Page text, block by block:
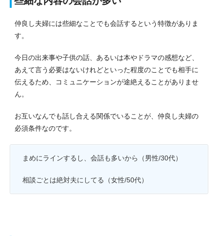
仲良し夫婦には些細なことでも会話するという特徴がありま
す。
今日の出来事や子供の話、あるいは本やドラマの感想など、
あえて言う必要はないけれどといった程度のことでも相手に
伝えるため、コミュニケーションが途絶えることがありませ
ん。
お互いなんでも話し合える関係でいることが、仲良し夫婦の
必須条件なのです。
まめにラインするし、会話も多いから（男性/30代）
相談ごとは絶対夫にしてる（女性/50代）